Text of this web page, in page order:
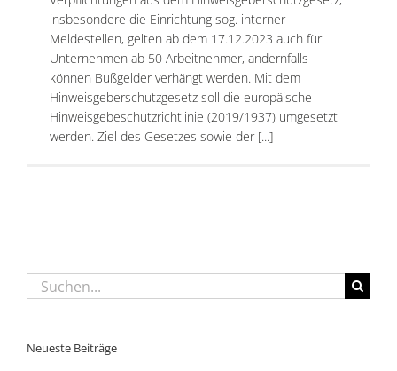
insbesondere die Einrichtung sog. interner
Meldestellen, gelten ab dem 17.12.2023 auch für
Unternehmen ab 50 Arbeitnehmer, andernfalls
können Bußgelder verhängt werden. Mit dem
Hinweisgeberschutzgesetz soll die europäische
Hinweisgebeschutzrichtlinie (2019/1937) umgesetzt
werden. Ziel des Gesetzes sowie der [...]
Suche
nach:
Neueste Beiträge